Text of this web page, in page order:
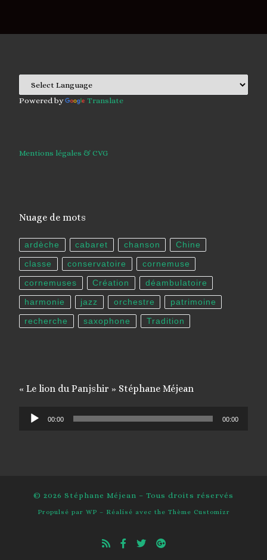
Powered by Translate
Mentions légales & CVG
Nuage de mots
ardèche cabaret chanson Chine
classe conservatoire cornemuse
cornemuses Création déambulatoire
harmonie jazz orchestre patrimoine
recherche saxophone Tradition
« Le lion du Panjshir » Stéphane Méjean
Lecteur
audio
00:00 00:00
© 2026 Stéphane Méjean – Tous droits réservés
Propulsé par WP – Réalisé avec the Thème Customizr